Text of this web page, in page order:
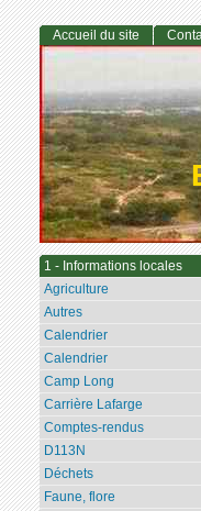
Accueil du site
1 - Informations locales
Agriculture
Autres
Calendrier
Calendrier
Camp Long
Carrière Lafarge
Comptes-rendus
D113N
Déchets
Faune, flore